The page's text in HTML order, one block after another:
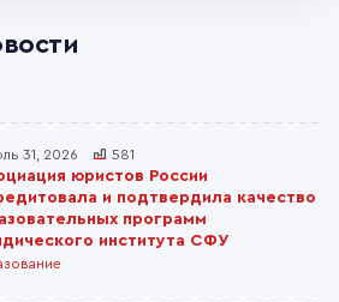
31, 2026 581
юристов России
и подтвердила качество
программ
института СФУ